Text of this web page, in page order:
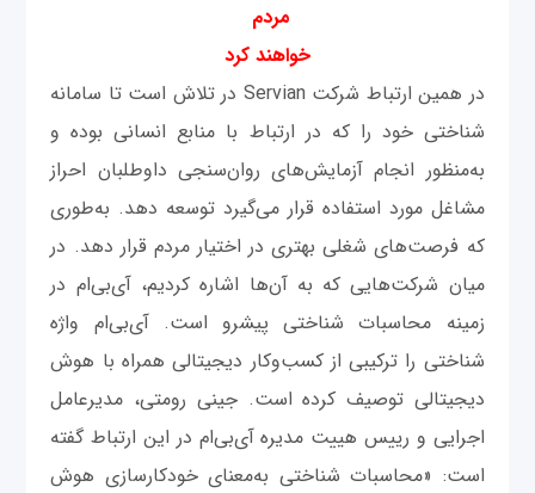
مردم
خواهند کرد
در همین ارتباط شرکت Servian در تلاش است تا سامانه
شناختی خود را که در ارتباط با منابع انسانی بوده و
به‌منظور انجام آزمایش‌های روان‌سنجی داوطلبان احراز
مشاغل مورد استفاده قرار می‌گیرد توسعه دهد. به‌طوری
که فرصت‌های شغلی بهتری در اختیار مردم قرار دهد. در
میان شرکت‌هایی که به آن‌ها اشاره کردیم، آی‌بی‌ام در
زمینه محاسبات شناختی پیشرو است. آی‌بی‌ام واژه
شناختی را ترکیبی از کسب‌وکار دیجیتالی همراه با هوش
دیجیتالی توصیف کرده است. جینی رومتی، مدیرعامل
اجرایی و رییس هییت مدیره آی‌بی‌ام در این ارتباط گفته
است: «محاسبات شناختی به‌معنای خودکارسازی هوش